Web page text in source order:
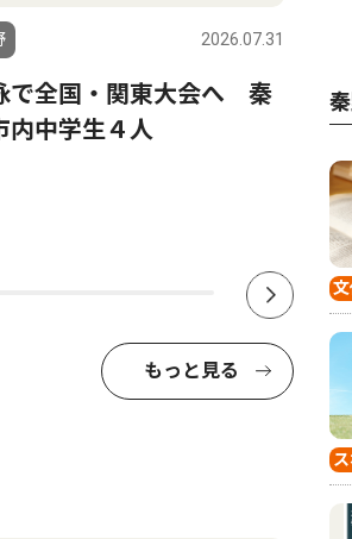
2026.07.31
で全国・関東大会へ 秦
内中学生４人
もっと見る